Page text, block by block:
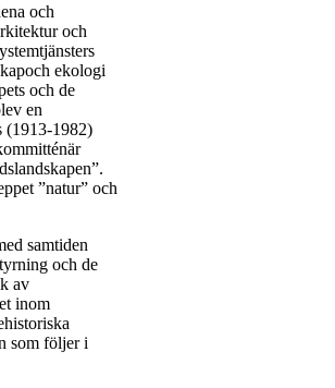
och
och
ekologi
och de
en
(1913-1982)
”natur” och
samtiden
och de
av
inom
som följer i